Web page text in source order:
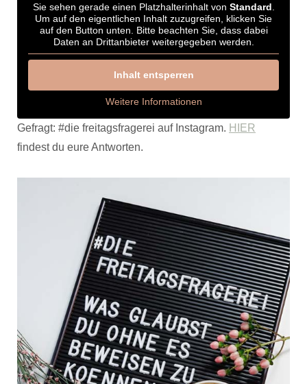
Sie sehen gerade einen Platzhalterinhalt von Standard
Um auf den eigentlichen Inhalt zuzugreifen, klicken Sie
auf den Button unten. Bitte beachten Sie, dass dabei
Daten an Drittanbieter weitergegeben werden.
Inhalt entsperren
Weitere Informationen
Gefragt: #die freitagsfragerei auf Instagram. HIER
findest du eure Antworten.